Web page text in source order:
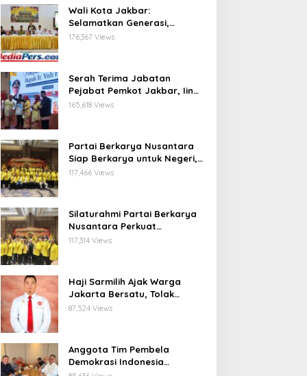
Sarat Makna
Wali Kota Jakbar:
Selamatkan Generasi,
Hentikan Bullying dan
176,367 Views
Serah Terima Jabatan
Pejabat Pemkot Jakbar, Iin
Mutmainnah: Mutasi Adalah
165,618 Views
Partai Berkarya Nusantara
Siap Berkarya untuk Negeri,
Kawal Program Prabowo dan
117,466 Views
Silaturahmi Partai Berkarya
Nusantara Perkuat
Konsolidasi Organisasi dan
117,314 Views
Haji Sarmilih Ajak Warga
Jakarta Bersatu, Tolak
Provokasi Pasca keributan di
87,524 Views
Anggota Tim Pembela
Demokrasi Indonesia